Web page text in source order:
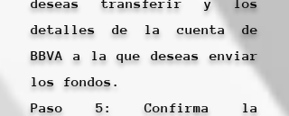
deseas transferir y los
detalles de la cuenta de
BBVA a la que deseas enviar
los fondos.
Paso 5: Confirma la